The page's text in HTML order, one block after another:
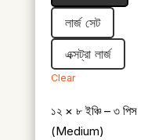
লার্জ সেট
এক্সট্রা লার্জ
Clear
১২ × ৮ ইঞ্চি – ৩ পিস
(Medium)